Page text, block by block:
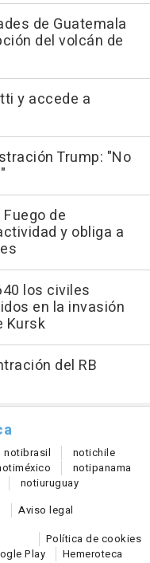
de Guatemala
del volcán de
y accede a
Trump: "No
de
y obliga a
los civiles
en la invasión
Kursk
del RB
notibrasil notichile
méxico notipanama
notiuruguay
Aviso legal
Política de cookies
Play
Hemeroteca